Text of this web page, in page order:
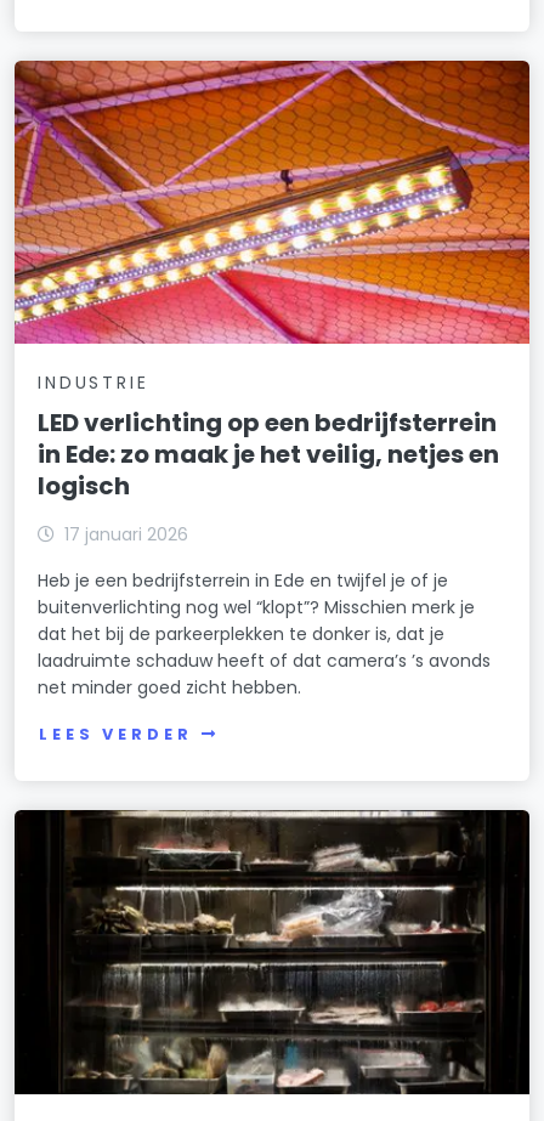
INDUSTRIE
LED verlichting op een bedrijfsterrein
in Ede: zo maak je het veilig, netjes en
logisch
17 januari 2026
Heb je een bedrijfsterrein in Ede en twijfel je of je
buitenverlichting nog wel “klopt”? Misschien merk je
dat het bij de parkeerplekken te donker is, dat je
laadruimte schaduw heeft of dat camera’s ’s avonds
net minder goed zicht hebben.
LEES VERDER